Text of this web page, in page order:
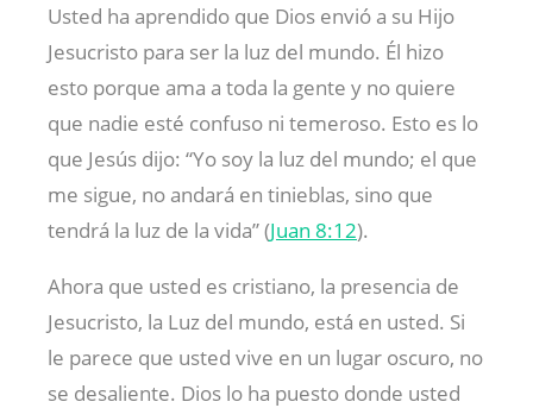
Usted ha aprendido que Dios envió a su Hijo
Jesucristo para ser la luz del mundo. Él hizo
esto porque ama a toda la gente y no quiere
que nadie esté confuso ni temeroso. Esto es lo
que Jesús dijo: “Yo soy la luz del mundo; el que
me sigue, no andará en tinieblas, sino que
tendrá la luz de la vida” (Juan 8:12).
Ahora que usted es cristiano, la presencia de
Jesucristo, la Luz del mundo, está en usted. Si
le parece que usted vive en un lugar oscuro, no
se desaliente. Dios lo ha puesto donde usted